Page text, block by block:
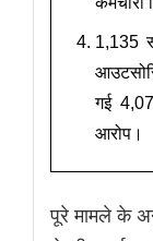
1,135
गई
आरोप।
पूरे मामले के